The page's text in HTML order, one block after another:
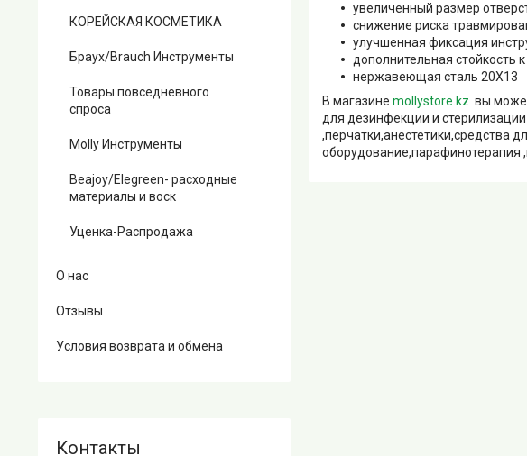
увеличенный размер
снижение риска
улучшенная фиксация
дополнительная стойкость
нержавеющая сталь 20Х13
В магазине mollystore.kz вы
для дезинфекции и
,перчатки,анестетики,средства
оборудование,парафинотерапия
КОРЕЙСКАЯ КОСМЕТИКА
Браух/Brauch Инструменты
Товары повседневного
спроса
Molly Инструменты
Beajoy/Elegreen- расходные
материалы и воск
Уценка-Распродажа
О нас
Отзывы
Условия возврата и обмена